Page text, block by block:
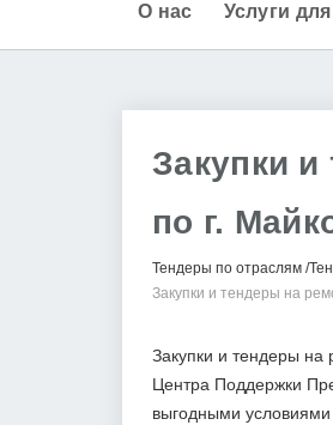
О нас Услуги
Закупки
по г.
Тендеры по отраслям
Закупки и тендеры на
Закупки и тендеры на
Центра Поддержки
выгодными